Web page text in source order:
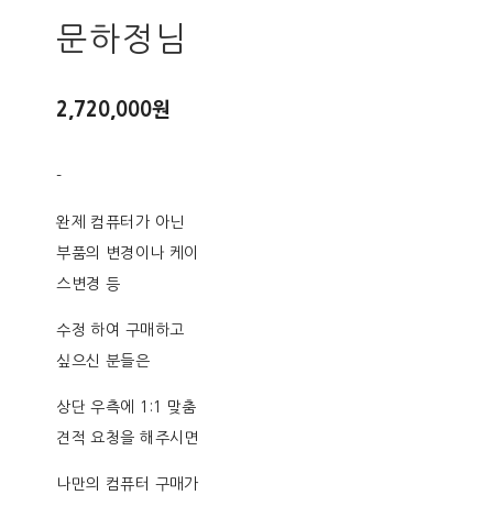
문하정님
2,720,000원
-
완제 컴퓨터가 아닌
부품의 변경이나 케이
스변경 등
수정 하여 구매하고
싶으신 분들은
상단 우측에 1:1 맞춤
견적 요청을 해주시면
나만의 컴퓨터 구매가